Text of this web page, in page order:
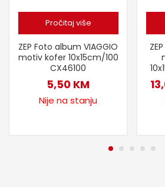
Pročitaj više
ZEP Foto album VIAGGIO
motiv kofer 10x15cm/100
CX46100
5,50 KM
Nije na stanju